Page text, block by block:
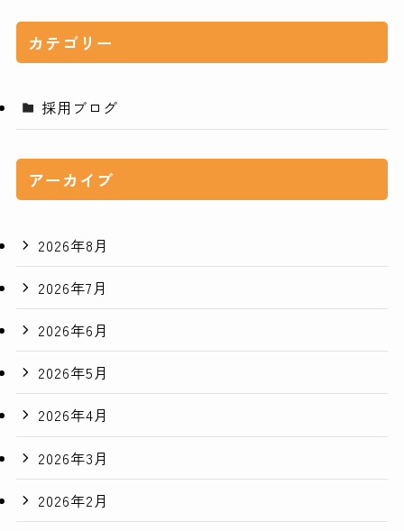
カテゴリー
採用ブログ
アーカイブ
2026年8月
2026年7月
2026年6月
2026年5月
2026年4月
2026年3月
2026年2月